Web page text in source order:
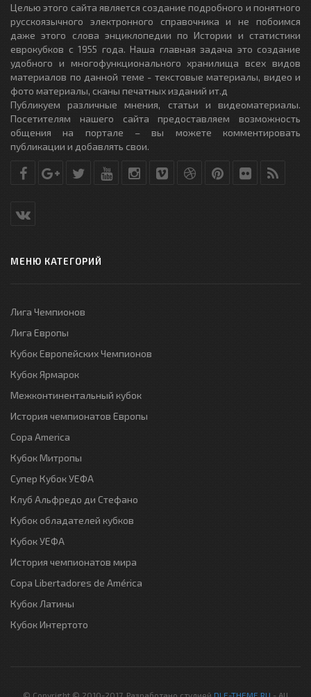
Целью этого сайта является создание подробного и понятного
русскоязычного электронного справочника и не побоимся
даже этого слова энциклопедии по Истории и статистики
еврокубков с 1955 года. Наша главная задача это создание
удобного и многофункционального хранилища всех видов
материалов по данной теме - текстовые материалы, видео и
фото материалы, сканы печатных изданий ит.д
Публикуем различные мнения, статьи и видеоматериалы.
Посетителям нашего сайта предоставляем возможность
общения на портале – вы можете комментировать
публикации и добавлять свои.
МЕНЮ КАТЕГОРИЙ
Лига Чемпионов
Лига Европы
Кубок Европейских Чемпионов
Кубок Ярмарок
Межконтинентальный кубок
История чемпионатов Европы
Copa America
Кубок Митропы
Супер Кубок УЕФА
Клуб Альфредо ди Стефано
Кубок обладателей кубков
Кубок УЕФА
История чемпионатов мира
Copa Libertadores de América
Кубок Латины
Кубок Интертото
© Copyright © 2010-2017. Разработано студией DLE-THEME.RU - All